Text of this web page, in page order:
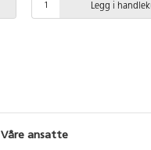
Legg i
Våre ansatte